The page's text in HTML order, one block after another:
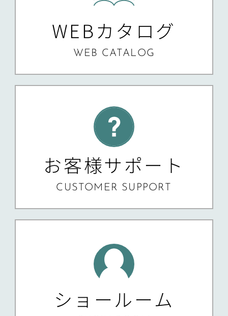
WEBカタログ
WEB CATALOG
お客様サポート
CUSTOMER SUPPORT
ショールーム